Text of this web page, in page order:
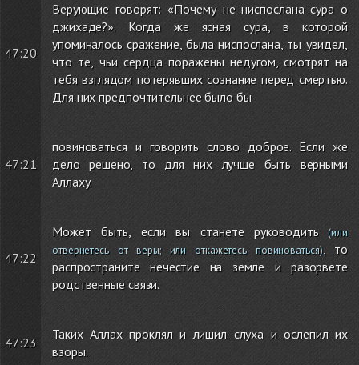
47:20
Верующие говорят: «Почему не ниспослана сура о
джихаде?». Когда же ясная сура, в которой
упоминалось сражение, была ниспослана, ты увидел,
что те, чьи сердца поражены недугом, смотрят на
тебя взглядом потерявших сознание перед смертью.
Для них предпочтительнее было бы
47:21
повиноваться и говорить слово доброе. Если же
дело решено, то для них лучше быть верными
Аллаху.
47:22
Может быть, если вы станете руководить(или
отвернетесь от веры; или откажетесь повиноваться), то
распространите нечестие на земле и разорвете
родственные связи.
47:23
Таких Аллах проклял и лишил слуха и ослепил их
взоры.